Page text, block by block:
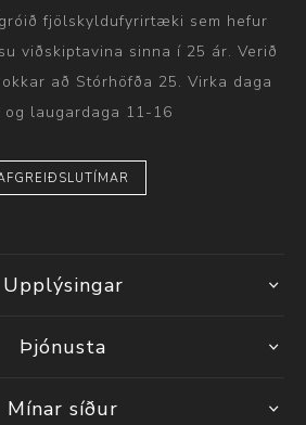
fjölskyldufyrirtæki sem hefur
viðskiptavina sinna í 25 ár. Verið
að Stórhöfða 25. Virka daga
og laugardaga 11-16
Upplýsingar
Þjónusta
Mínar síður